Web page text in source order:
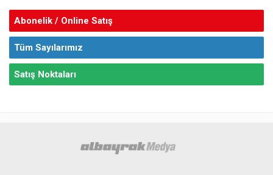
Abonelik / Online Satış
Tüm Sayılarımız
Satış Noktaları